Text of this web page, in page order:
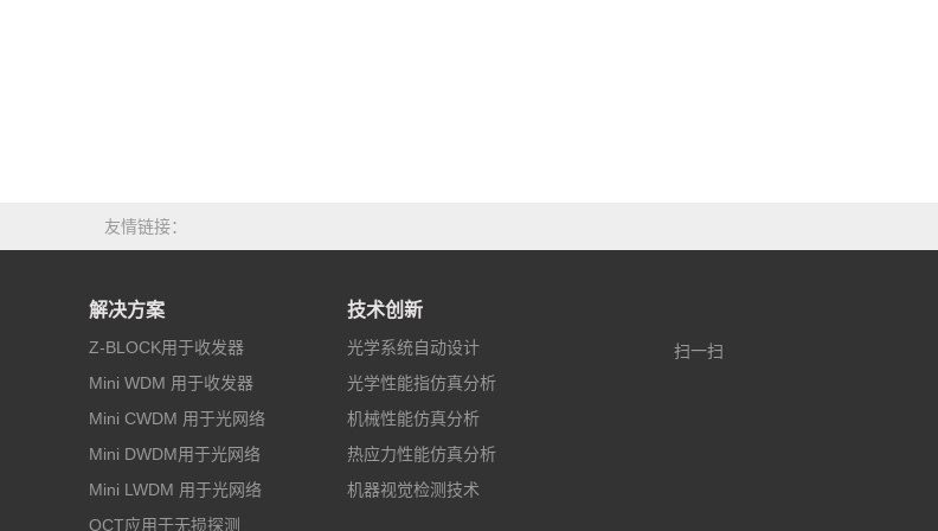
友情链接
解决方案
Z-BLOCK用于收发器
Mini WDM 用于收发器
Mini CWDM 用于光网络
Mini DWDM用于光网络
Mini LWDM 用于光网络
OCT应用于无损探测
技术创新
光学系统自动设计
光学性能指仿真分析
机械性能仿真分析
热应力性能仿真分析
机器视觉检测技术
扫一扫